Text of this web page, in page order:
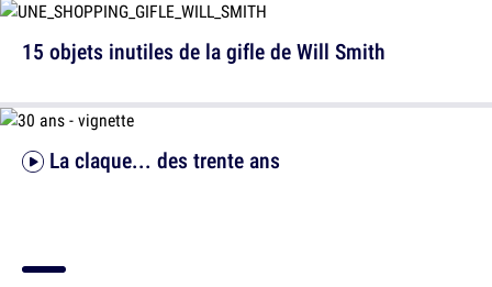
La claque... des trente ans
15 objets inutiles de la gifle de Will Smith